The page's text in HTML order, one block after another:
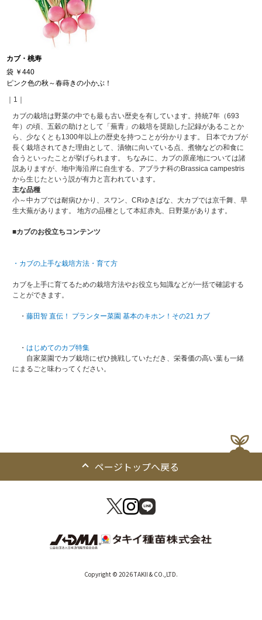
カブ・桃寿
袋 ￥440
ピンク色の秋～春蒔きの小かぶ！
｜1｜
カブの栽培は野菜の中でも最も古い歴史を有しています。持統7年（693
年）の頃、五穀の助けとして「蕪青」の栽培を奨励した記録があることか
ら、少なくとも1300年以上の歴史を持つことが分かります。 日本でカブが
長く栽培されてきた理由として、漬物に向いている点、煮物などの和食に
合うといったことが挙げられます。 ちなみに、カブの原産地については諸
説ありますが、地中海沿岸に自生する、アブラナ科のBrassica campestris
から生じたという説が有力と言われています。
主な品種
小～中カブでは耐病ひかり、スワン、CRゆきばな、大カブでは京千舞、早
生大蕪があります。 地方の品種として本紅赤丸、日野菜があります。
■カブのお役立ちコンテンツ
・カブの上手な栽培方法・育て方
カブを上手に育てるための栽培方法やお役立ち知識などが一括で確認する
ことができます。
・藤田智 直伝！ プランター菜園 基本のキホン！その21 カブ
・はじめてのカブ特集
自家菜園でカブ栽培にぜひ挑戦していただき、栄養価の高い葉も一緒
にまるごと味わってください。
ページトップへ戻る
Copyright © 2026 TAKII & CO.,LTD.